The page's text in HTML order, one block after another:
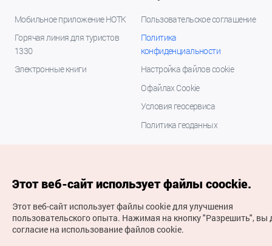
Мобильное приложение НОТК
Горячая линия для туристов
1330
Электронные книги
Пользовательское соглашение
Политика
конфиденциальности
Настройка файлов cookie
О файлах Cookie
Условия геосервиса
Политика геоданных
(с) Национальная организация туризма Кореи Все
Этот веб-сайт использует файлы coockie.
Этот веб-сайт использует файлы cookie для улучшения
пользовательского опыта. Нажимая на кнопку "Разрешить", вы
согласие на использование файлов cookie.